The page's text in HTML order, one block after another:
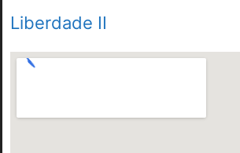
Liberdade II